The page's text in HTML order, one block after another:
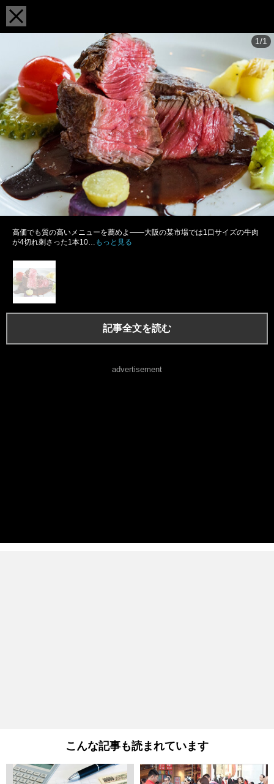
1/1
高価でも質の高いメニューを薦めよ――大阪の某市場では1口サイズの牛肉
が4切れ刺さった1本10…
もっと見る
記事全文を読む
advertisement
こんな記事も読まれています